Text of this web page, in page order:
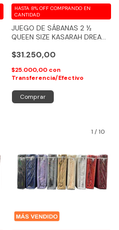
JUEGO DE SÁBANAS 2 ½
QUEEN SIZE KASARAH DREAM
QUALITY)
$31.250,00
HASTA 8% OFF COMPRANDO EN
CANTIDAD
$25.000,00 con
Transferencia/Efectivo
Comprar
1 /10